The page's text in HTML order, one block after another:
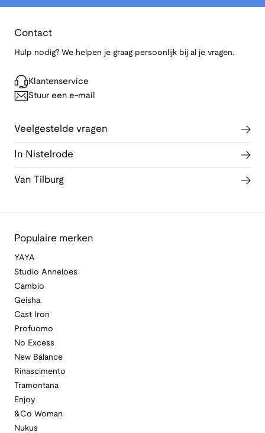
Contact
Hulp nodig? We helpen je graag persoonlijk bij al je vragen.
Klantenservice
Stuur een e-mail
Veelgestelde vragen
In Nistelrode
Van Tilburg
Populaire merken
YAYA
Studio Anneloes
Cambio
Geisha
Cast Iron
Profuomo
No Excess
New Balance
Rinascimento
Tramontana
Enjoy
&Co Woman
Nukus